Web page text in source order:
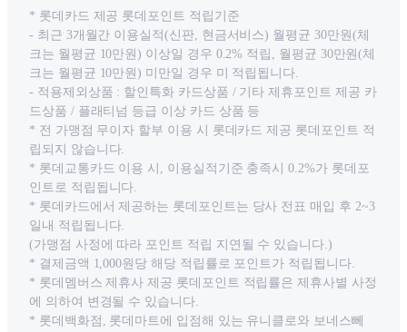
* 롯데카드 제공 롯데포인트 적립기준
- 최근 3개월간 이용실적(신판, 현금서비스) 월평균 30만원(체
크는 월평균 10만원) 이상일 경우 0.2% 적립, 월평균 30만원(체
크는 월평균 10만원) 미만일 경우 미 적립됩니다.
- 적용제외상품 : 할인특화 카드상품 / 기타 제휴포인트 제공 카
드상품 / 플래티넘 등급 이상 카드 상품 등
* 전 가맹점 무이자 할부 이용 시 롯데카드 제공 롯데포인트 적
립되지 않습니다.
* 롯데교통카드 이용 시, 이용실적기준 충족시 0.2%가 롯데포
인트로 적립됩니다.
* 롯데카드에서 제공하는 롯데포인트는 당사 전표 매입 후 2~3
일내 적립됩니다.
(가맹점 사정에 따라 포인트 적립 지연될 수 있습니다.)
* 결제금액 1,000원당 해당 적립률로 포인트가 적립됩니다.
* 롯데멤버스 제휴사 제공 롯데포인트 적립률은 제휴사별 사정
에 의하여 변경될 수 있습니다.
* 롯데백화점, 롯데마트에 입점해 있는 유니클로와 보네스뻬